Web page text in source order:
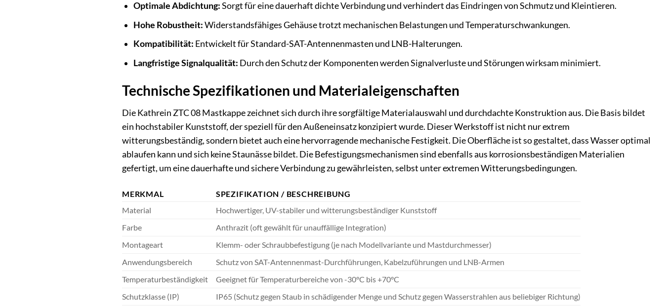
Optimale Abdichtung:Sorgt für eine dauerhaft dichte Verbindung und verhindert das Eindringen von Schmutz und Kleintieren.
Hohe Robustheit:Widerstandsfähiges Gehäuse trotzt mechanischen Belastungen und Temperaturschwankungen.
Kompatibilität: Entwickelt für Standard-SAT-Antennenmasten und LNB-Halterungen.
Langfristige Signalqualität: Durch den Schutz der Komponenten werden Signalverluste und Störungen wirksam minimiert.
Technische Spezifikationen und Materialeigenschaften
Die Kathrein ZTC 08 Mastkappe zeichnet sich durch ihre sorgfältige Materialauswahl und durchdachte Konstruktion aus. Die Basis bildet
ein hochstabiler Kunststoff, der speziell für den Außeneinsatz konzipiert wurde. Dieser Werkstoff ist nicht nur extrem
witterungsbeständig, sondern bietet auch eine hervorragende mechanische Festigkeit. Die Oberfläche ist so gestaltet, dass Wasser optimal
ablaufen kann und sich keine Staunässe bildet. Die Befestigungsmechanismen sind ebenfalls aus korrosionsbeständigen Materialien
gefertigt, um eine dauerhafte und sichere Verbindung zu gewährleisten, selbst unter extremen Witterungsbedingungen.
MERKMAL
SPEZIFIKATION / BESCHREIBUNG
Material
Hochwertiger, UV-stabiler und witterungsbeständiger Kunststoff
Farbe
Anthrazit (oft gewählt für unauffällige Integration)
Montageart
Klemm- oder Schraubbefestigung (je nach Modellvariante und Mastdurchmesser)
Anwendungsbereich
Schutz von SAT-Antennenmast-Durchführungen, Kabelzuführungen und LNB-Armen
Temperaturbeständigkeit
Geeignet für Temperaturbereiche von -30°C bis +70°C
Schutzklasse (IP)
IP65 (Schutz gegen Staub in schädigender Menge und Schutz gegen Wasserstrahlen aus beliebiger Richtung)